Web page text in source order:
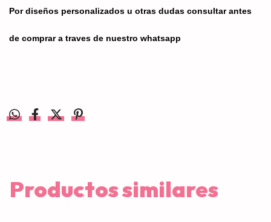
Por diseños personalizados u otras dudas consultar antes
de comprar a traves de nuestro whatsapp
Productos similares